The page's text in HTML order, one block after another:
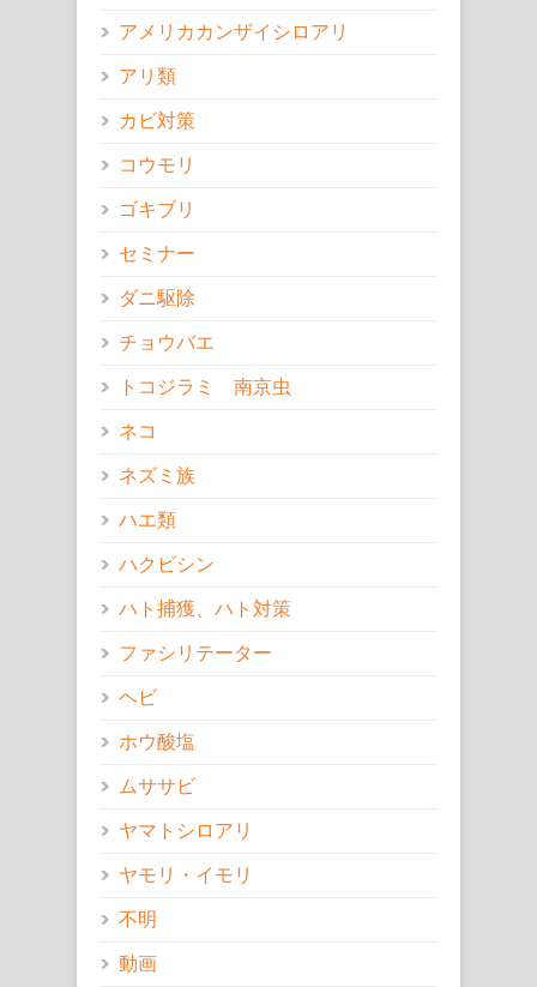
アメリカカンザイシロアリ
アリ類
カビ対策
コウモリ
ゴキブリ
セミナー
ダニ駆除
チョウバエ
トコジラミ 南京虫
ネコ
ネズミ族
ハエ類
ハクビシン
ハト捕獲、ハト対策
ファシリテーター
ヘビ
ホウ酸塩
ムササビ
ヤマトシロアリ
ヤモリ・イモリ
不明
動画